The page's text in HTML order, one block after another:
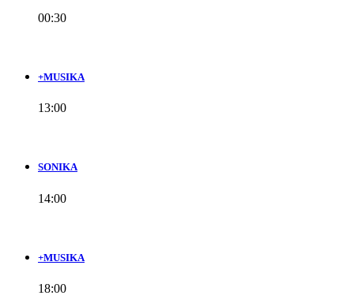
00:30
+MUSIKA
13:00
SONIKA
14:00
+MUSIKA
18:00